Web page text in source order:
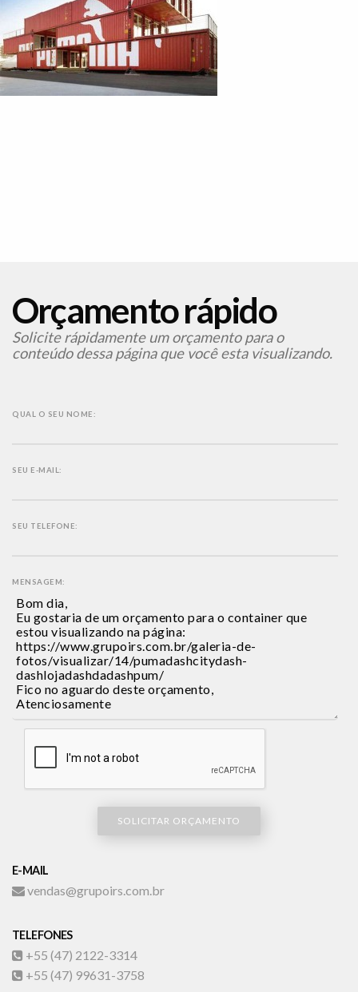
Orçamento rápido
Solicite rápidamente um orçamento para o
conteúdo dessa página que você esta visualizando.
QUAL O SEU NOME:
SEU E-MAIL:
SEU TELEFONE:
MENSAGEM:
SOLICITAR ORÇAMENTO
E-MAIL
vendas@grupoirs.com.br
TELEFONES
+55 (47) 2122-3314
+55 (47) 99631-3758